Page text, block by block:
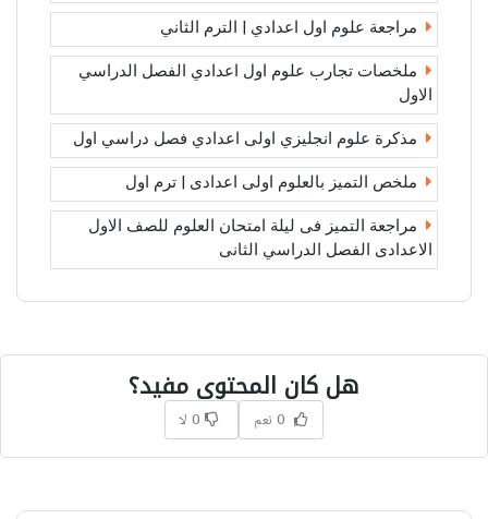
مراجعة علوم اول اعدادي | الترم الثاني
ملخصات تجارب علوم اول اعدادي الفصل الدراسي
الاول
مذكرة علوم انجليزي اولى اعدادي فصل دراسي اول
ملخص التميز بالعلوم اولى اعدادى | ترم اول
مراجعة التميز فى ليلة امتحان العلوم للصف الاول
الاعدادى الفصل الدراسي الثانى
هل كان المحتوى مفيد؟
0 نعم 0 لا